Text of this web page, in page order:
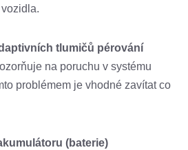
tlumičů pérování
na poruchu v systému
problémem je vhodné zavítat co
(baterie)